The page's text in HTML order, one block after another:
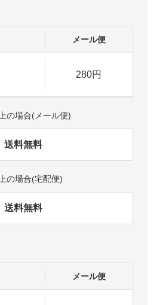
メール便
280円
の場合(メール便)
送料無料
の場合(宅配便)
送料無料
メール便